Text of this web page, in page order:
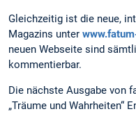
Gleichzeitig ist die neue,
Magazins unter
neuen Webseite sind
kommentierbar.
Die nächste Ausgabe von
„Träume und Wahrheiten“